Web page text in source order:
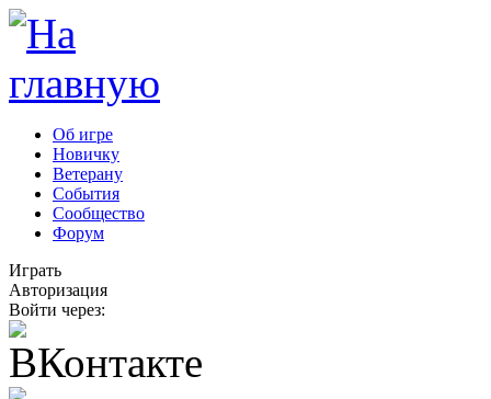
Об игре
Новичку
Ветерану
События
Сообщество
Форум
Играть
Авторизация
Войти через: